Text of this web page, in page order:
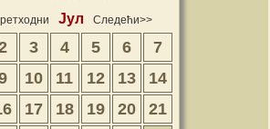
Јул Следећи>>
3 4 5 6
7
10 11 12 13
14
17 18 19 20
21